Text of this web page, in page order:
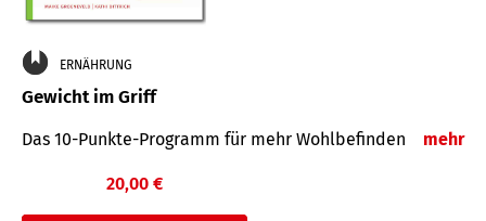
ERNÄHRUNG
Gewicht im Griff
Das 10-Punkte-Programm für mehr Wohlbefinden mehr
20,00 €